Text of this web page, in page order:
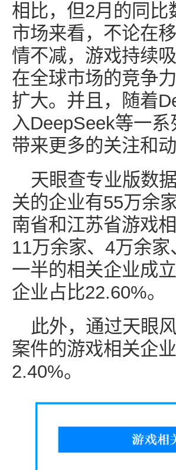
相比，但2月的同
市场来看，不论在
情不减，游戏持续
在全球市场的竞争
扩大。并且，随着
入DeepSeek等一
带来更多的关注和动
天眼查专业版数
关的企业有55万余
南省和江苏省游戏
11万余家、4万余
一半的相关企业成
企业占比22.60%。
此外，通过天眼
案件的游戏相关企
2.40%。